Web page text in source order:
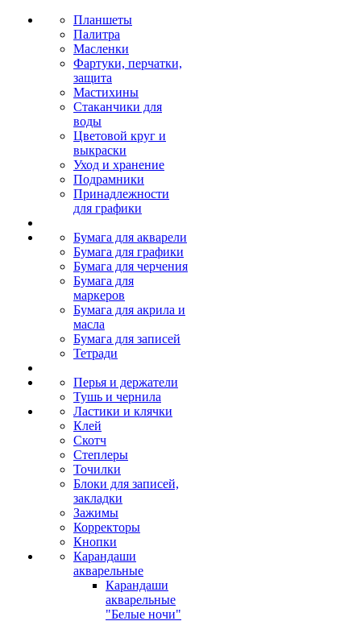
Планшеты
Палитра
Масленки
Фартуки, перчатки,
защита
Мастихины
Стаканчики для
воды
Цветовой круг и
выкраски
Уход и хранение
Подрамники
Принадлежности
для графики
Бумага для акварели
Бумага для графики
Бумага для черчения
Бумага для
маркеров
Бумага для акрила и
масла
Бумага для записей
Тетради
Перья и держатели
Тушь и чернила
Ластики и клячки
Клей
Скотч
Степлеры
Точилки
Блоки для записей,
закладки
Зажимы
Корректоры
Кнопки
Карандаши
акварельные
Карандаши
акварельные
"Белые ночи"